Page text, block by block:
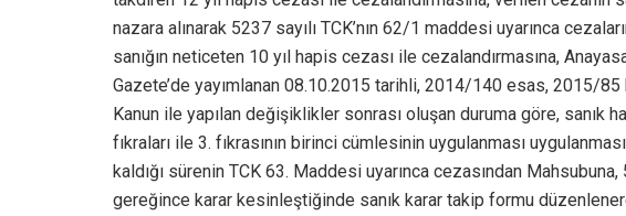
nazara alınarak 5237 sayılı TCK’nın 62/1 maddesi uyarınca
sanığın neticeten 10 yıl hapis cezası ile cezalandırmasına,
Gazete’de yayımlanan 08.10.2015 tarihli, 2014/140 esas, 2015/85
Kanun ile yapılan değişiklikler sonrası oluşan duruma göre, sanık
fıkraları ile 3. fıkrasının birinci cümlesinin uygulanması
kaldığı sürenin TCK 63. Maddesi uyarınca cezasından
gereğince karar kesinleştiğinde sanık karar takip formu